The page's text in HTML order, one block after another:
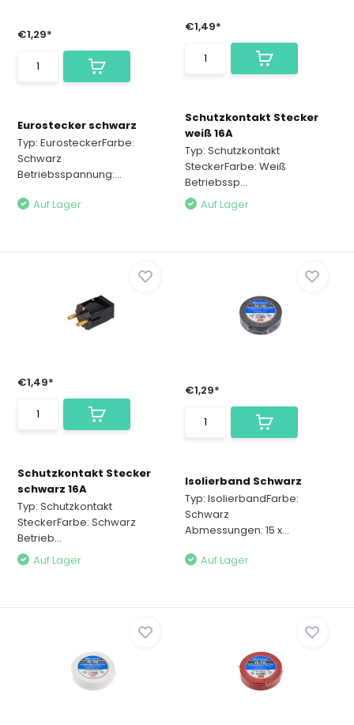
€1,29*
Eurostecker schwarz
Typ: EurosteckerFarbe:
Schwarz
Betriebsspannung:...
Auf Lager
€1,49*
Schutzkontakt Stecker
weiß 16A
Typ: Schutzkontakt
SteckerFarbe: Weiß
Betriebssp...
Auf Lager
€1,49*
Schutzkontakt Stecker
schwarz 16A
Typ: Schutzkontakt
SteckerFarbe: Schwarz
Betrieb...
Auf Lager
€1,29*
Isolierband Schwarz
Typ: IsolierbandFarbe:
Schwarz
Abmessungen: 15 x...
Auf Lager